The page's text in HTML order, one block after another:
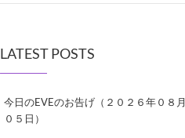
LATEST POSTS
今日のEVEのお告げ（２０２６年０８月
０５日）